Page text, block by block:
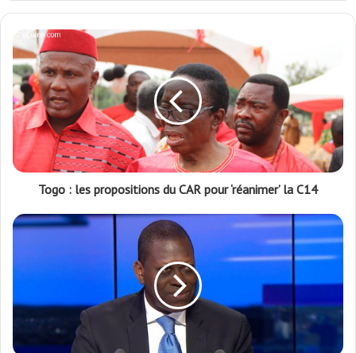
Togo : les propositions du CAR pour ‘réanimer’ la C14